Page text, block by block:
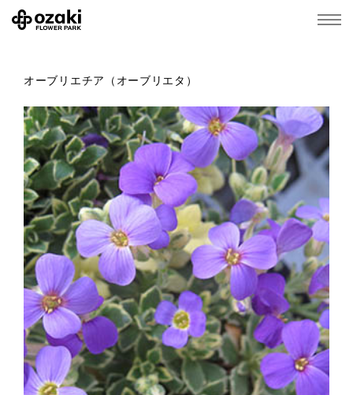
オーブリエチア（オーブリエタ）